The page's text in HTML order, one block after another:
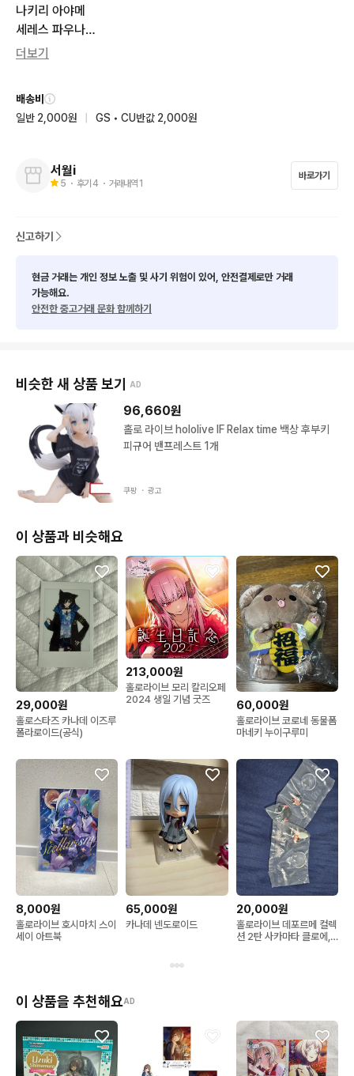
나키리 아야메
세레스 파우나
아이리스 IRyS
오토노세 카나데,
토도로키 하지메
교환 전까지 글 유지할 예정이니 문의주세요~
더보기
배송비
일반 2,000원
GS • CU반값 2,000원
서월i
5 ・ 후기 4 ・ 거래내역 1
바로가기
신고하기
현금 거래는 개인 정보 노출 및 사기 위험이 있어, 안전결제로만 거래
가능해요.
안전한 중고거래 문화 함께하기
비슷한 새 상품 보기 AD
96,660원
홀로 라이브 hololive IF Relax time 백상 후부키
피규어 밴프레스트 1개
쿠팡 ・ 광고
이 상품과 비슷해요
29,000원
홀로스타즈 카나데 이즈루
폴라로이드(공식)
213,000원
홀로라이브 모리 칼리오페
2024 생일 기념 굿즈
60,000원
홀로라이브 코로네 동물폼
마네키 누이구루미
8,000원
홀로라이브 호시마치 스이
세이 아트북
65,000원
카나데 넨도로이드
20,000원
홀로라이브 데포르메 컬렉
션 2탄 사카마타 클로에,
이 상품을 추천해요AD